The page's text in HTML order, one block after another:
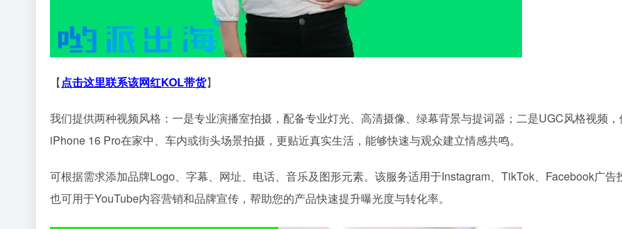
【点击这里联系该网红KOL带货】
我们提供两种视频风格：一是专业演播室拍摄，配备专业灯光、高清摄像、绿幕背景与提词器；二是UGC风格视频
iPhone 16 Pro在家中、车内或街头场景拍摄，更贴近真实生活，能够快速与观众建立情感共鸣。
可根据需求添加品牌Logo、字幕、网址、电话、音乐及图形元素。该服务适用于Instagram、TikTok、Facebook广告
也可用于YouTube内容营销和品牌宣传，帮助您的产品快速提升曝光度与转化率。